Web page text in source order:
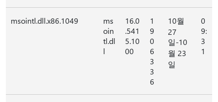
msointl.dll.x86.1049
ms
oin
tl.dl
l
16.0
.541
5.10
00
1
9
0
6
3
3
6
10월
27
일-10
월 23
일
0
9:
3
1